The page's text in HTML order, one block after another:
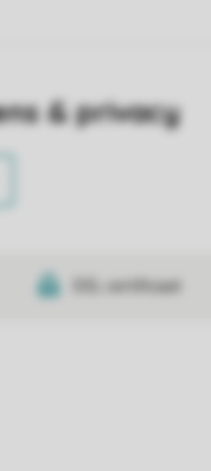
& privacy
SSL certificaat